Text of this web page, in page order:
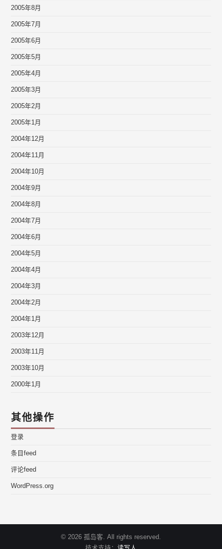
2005年8月
2005年7月
2005年6月
2005年5月
2005年4月
2005年3月
2005年2月
2005年1月
2004年12月
2004年11月
2004年10月
2004年9月
2004年8月
2004年7月
2004年6月
2004年5月
2004年4月
2004年3月
2004年2月
2004年1月
2003年12月
2003年11月
2003年10月
2000年1月
其他操作
登录
条目feed
评论feed
WordPress.org
© 2026 孤岛客. All rights reserved.